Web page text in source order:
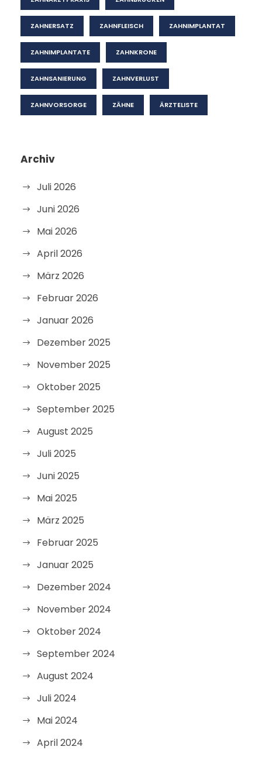
ZAHNERSATZ ZAHNFLEISCH ZAHNIMPLANTAT
ZAHNIMPLANTATE ZAHNKRONE
ZAHNSANIERUNG ZAHNVERLUST
ZAHNVORSORGE ZÄHNE ÄRZTELISTE
Archiv
Juli 2026
Juni 2026
Mai 2026
April 2026
März 2026
Februar 2026
Januar 2026
Dezember 2025
November 2025
Oktober 2025
September 2025
August 2025
Juli 2025
Juni 2025
Mai 2025
März 2025
Februar 2025
Januar 2025
Dezember 2024
November 2024
Oktober 2024
September 2024
August 2024
Juli 2024
Mai 2024
April 2024